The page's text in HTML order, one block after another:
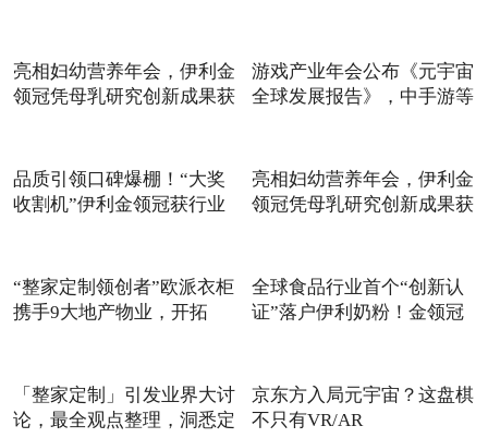
亮相妇幼营养年会，伊利金
领冠凭母乳研究创新成果获
游戏产业年会公布《元宇宙
全球发展报告》，中手游等
品质引领口碑爆棚！“大奖
收割机”伊利金领冠获行业
亮相妇幼营养年会，伊利金
领冠凭母乳研究创新成果获
“整家定制领创者”欧派衣柜
携手9大地产物业，开拓
全球食品行业首个“创新认
证”落户伊利奶粉！金领冠
「整家定制」引发业界大讨
论，最全观点整理，洞悉定
京东方入局元宇宙？这盘棋
不只有VR/AR